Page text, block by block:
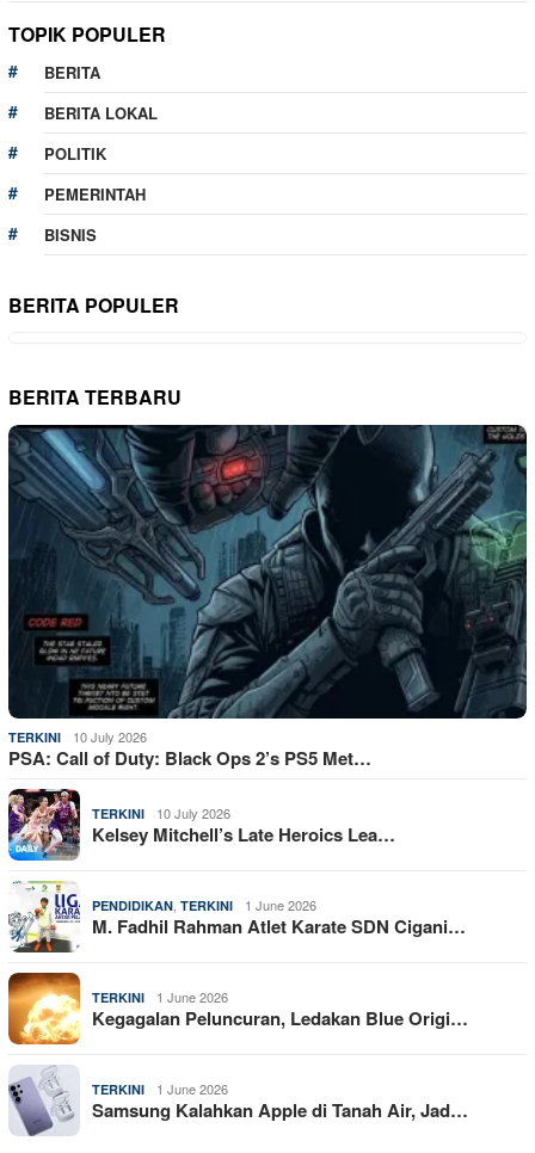
TOPIK POPULER
BERITA
BERITA LOKAL
POLITIK
PEMERINTAH
BISNIS
BERITA POPULER
BERITA TERBARU
TERKINI 10 July 2026
PSA: Call of Duty: Black Ops 2’s PS5 Met…
TERKINI 10 July 2026
Kelsey Mitchell’s Late Heroics Lea…
PENDIDIKAN TERKINI 1 June 2026
M. Fadhil Rahman Atlet Karate SDN Cigani…
TERKINI 1 June 2026
Kegagalan Peluncuran, Ledakan Blue Origi…
TERKINI 1 June 2026
Samsung Kalahkan Apple di Tanah Air, Jad…